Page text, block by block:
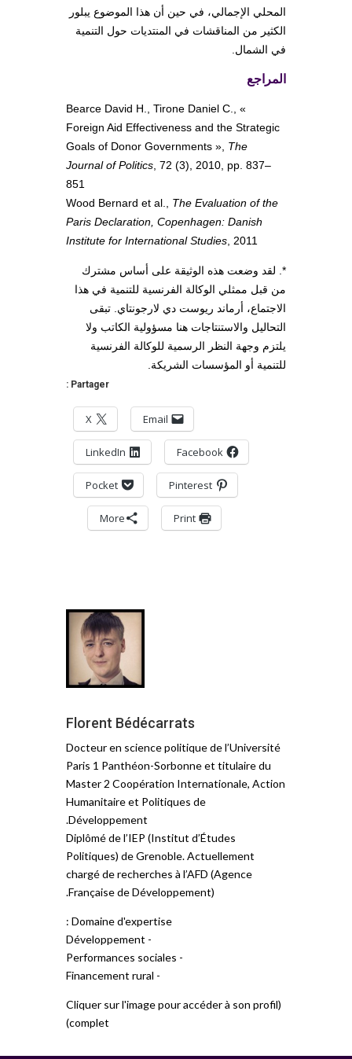
المحلي الإجمالي، في حين أن هذا الموضوع يبلور
الكثير من المناقشات في المنتديات حول التنمية
في الشمال.
المراجع
Bearce David H., Tirone Daniel C., «
Foreign Aid Effectiveness and the Strategic
Goals of Donor Governments », The
Journal of Politics , 72 (3), 2010, pp. 837–
851
Wood Bernard et al., The Evaluation of the
Paris Declaration, Copenhagen: Danish
Institute for International Studies , 2011
*. لقد وضعت هذه الوثيقة على أساس مشترك
من قبل ممثلي الوكالة الفرنسية للتنمية في هذا
الاجتماع، أرماند ريوست دي لارجونتاي. تبقى
التحاليل والاستنتاجات هنا مسؤولية الكاتب ولا
يلتزم وجهة النظر الرسمية للوكالة الفرنسية
للتنمية أو المؤسسات الشريكة.
Partager :
Email
X
Facebook
LinkedIn
Pinterest
Pocket
Print
More
Florent Bédécarrats
Docteur en science politique de l’Université
Paris 1 Panthéon-Sorbonne et titulaire du
Master 2 Coopération Internationale, Action
Humanitaire et Politiques de
Développement.
Diplômé de l’IEP (Institut d’Études
Politiques) de Grenoble. Actuellement
chargé de recherches à l’AFD (Agence
Française de Développement).
Domaine d'expertise :
- Développement
- Performances sociales
- Financement rural
(Cliquer sur l'image pour accéder à son profil
complet)